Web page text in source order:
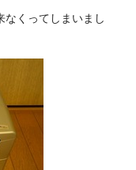
なくってしまいまし